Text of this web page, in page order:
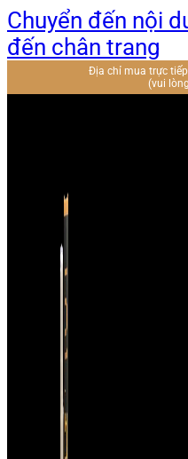
Chuyển đến nội
đến chân trang
Địa chỉ mua trực tiếp
(vui